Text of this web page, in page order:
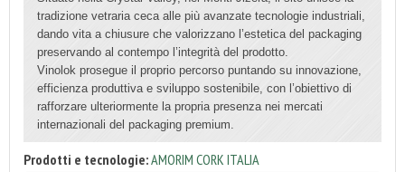
tradizione vetraria ceca alle più avanzate tecnologie industriali,
dando vita a chiusure che valorizzano l’estetica del packaging
preservando al contempo l’integrità del prodotto.
Vinolok prosegue il proprio percorso puntando su innovazione,
efficienza produttiva e sviluppo sostenibile, con l’obiettivo di
rafforzare ulteriormente la propria presenza nei mercati
internazionali del packaging premium.
Prodotti e tecnologie:AMORIM CORK ITALIA